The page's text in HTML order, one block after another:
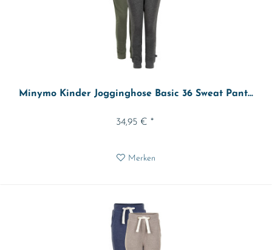
Minymo Kinder Jogginghose Basic 36 Sweat Pant...
34,95 € *
Merken